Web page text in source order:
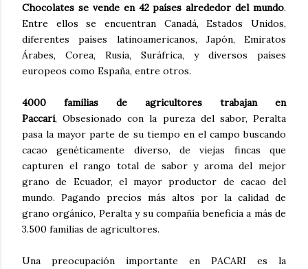
Chocolates se vende en 42 países alrededor del mundo.
Entre ellos se encuentran Canadá, Estados Unidos,
diferentes países latinoamericanos, Japón, Emiratos
Árabes, Corea, Rusia, Suráfrica, y diversos países
europeos como España, entre otros.
4000 familias de agricultores trabajan en
Paccari, Obsesionado con la pureza del sabor, Peralta
pasa la mayor parte de su tiempo en el campo buscando
cacao genéticamente diverso, de viejas fincas que
capturen el rango total de sabor y aroma del mejor
grano de Ecuador, el mayor productor de cacao del
mundo. Pagando precios más altos por la calidad de
grano orgánico, Peralta y su compañía beneficia a más de
3.500 familias de agricultores.
Una preocupación importante en PACARI es la